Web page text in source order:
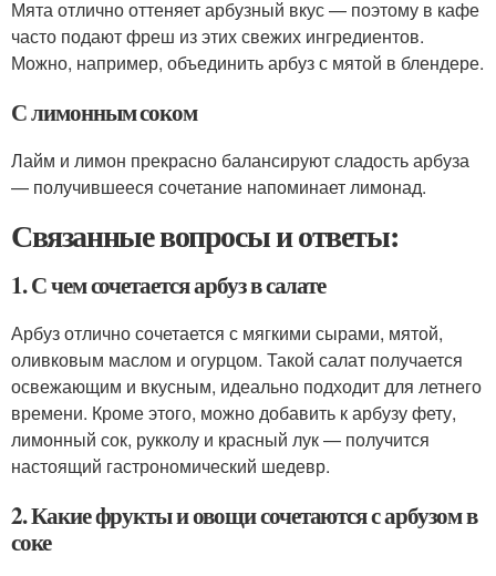
Мята отлично оттеняет арбузный вкус — поэтому в кафе
часто подают фреш из этих свежих ингредиентов.
Можно, например, объединить арбуз с мятой в блендере.
С лимонным соком
Лайм и лимон прекрасно балансируют сладость арбуза
— получившееся сочетание напоминает лимонад.
Связанные вопросы и ответы:
1. С чем сочетается арбуз в салате
Арбуз отлично сочетается с мягкими сырами, мятой,
оливковым маслом и огурцом. Такой салат получается
освежающим и вкусным, идеально подходит для летнего
времени. Кроме этого, можно добавить к арбузу фету,
лимонный сок, рукколу и красный лук — получится
настоящий гастрономический шедевр.
2. Какие фрукты и овощи сочетаются с арбузом в
соке